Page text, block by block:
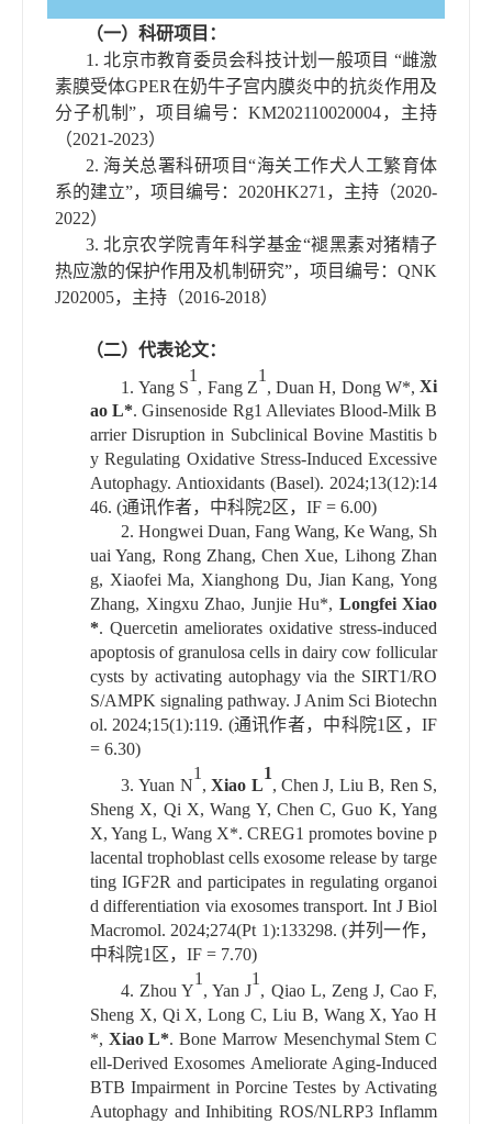
（一）科研项目：
1.北京市教育委员会科技计划一般项目 “雌激
素膜受体GPER在奶牛子宫内膜炎中的抗炎作用及
分子机制”，项目编号：KM202110020004，主持
（2021-2023）
2. 海关总署科研项目“海关工作犬人工繁育体
系的建立”，项目编号： 2020HK271 ，主持（2020-
2022）
3.北京农学院青年科学基金“褪黑素对猪精子
热应激的保护作用及机制研究”，项目编号：QNK
J202005，主持（2016-2018）
（二）代表论文：
1.Yang S
1
, Fang Z
1
, Duan H, Dong W*,Xi
ao L*. Ginsenoside Rg1 Alleviates Blood-Milk B
arrier Disruption in Subclinical Bovine Mastitis b
y Regulating Oxidative Stress-Induced Excessive
Autophagy. Antioxidants (Basel). 2024;13(12):14
46. (通讯作者，中科院2 区， IF = 6.00)
2. Hongwei Duan, Fang Wang, Ke Wang, Sh
uai Yang, Rong Zhang, Chen Xue, Lihong Zhan
g, Xiaofei Ma, Xianghong Du, Jian Kang, Yong
Zhang, Xingxu Zhao, Junjie Hu*, Longfei Xiao
*. Quercetin ameliorates oxidative stress-induced
apoptosis of granulosa cells in dairy cow follicular
cysts by activating autophagy via the SIRT1/RO
S/AMPK signaling pathway. J Anim Sci Biotechn
ol. 2024;15(1):119. (通讯作者，中科院1 区，IF
= 6.30)
3.Yuan N
1
,Xiao L
1
, Chen J, Liu B, Ren S,
Sheng X, Qi X, Wang Y, Chen C, Guo K, Yang
X, Yang L, Wang X*. CREG1 promotes bovine p
lacental trophoblast cells exosome release by targe
ting IGF2R and participates in regulating organoi
d differentiation via exosomes transport. Int J Biol
Macromol. 2024;274(Pt 1):133298. (并列一作，
中科院1 区， IF = 7.70)
4. Zhou Y
1
, Yan J
1
, Qiao L, Zeng J, Cao F,
Sheng X, Qi X, Long C, Liu B, Wang X, Yao H
*, Xiao L*. Bone Marrow Mesenchymal Stem C
ell-Derived Exosomes Ameliorate Aging-Induced
BTB Impairment in Porcine Testes by Activating
Autophagy and Inhibiting ROS/NLRP3 Inflamm